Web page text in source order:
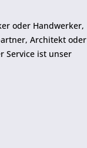
oder Handwerker,
Architekt oder
Service ist unser